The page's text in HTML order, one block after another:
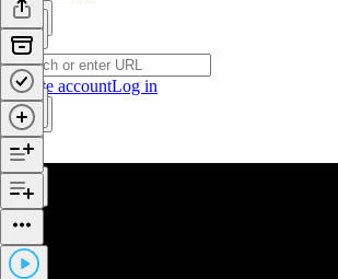
Create accountLog in